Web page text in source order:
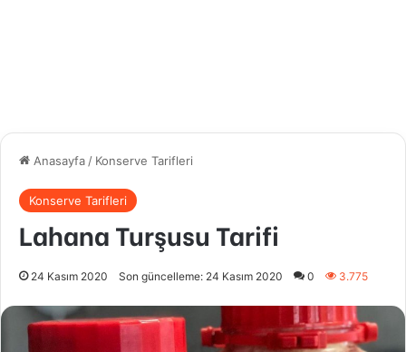
Anasayfa / Konserve Tarifleri
Konserve Tarifleri
Lahana Turşusu Tarifi
24 Kasım 2020 Son güncelleme: 24 Kasım 2020 0 3.775